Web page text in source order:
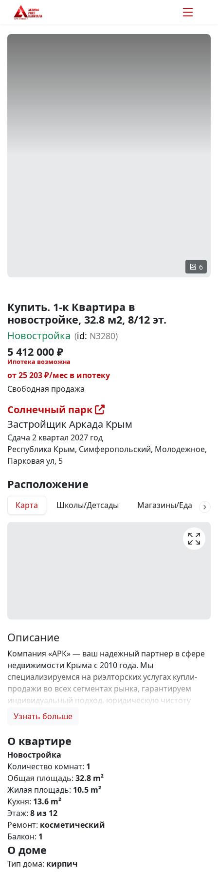
6
Купить. 1-к Квартира в
новостройке, 32.8 м2, 8/12 эт.
Новостройка (id: N3280)
5 412 000 ₽
Ипотека возможна
от 25 203 ₽/мес в ипотеку
Свободная продажа
Солнечный парк
Застройщик Аркада Крым
Сдача 2 квартал 2027 год
Республика Крым, Симферопольский, Молодежное,
Парковая ул, 5
Расположение
Карта Школы/Детсады Магазины/Еда
Описание
Компания «АРК» — ваш надежный партнер в сфере
недвижимости Крыма с 2010 года. Мы
специализируемся на риэлторских услугах купли-
продажи во всех сегментах рынка, гарантируем
индивидуальный подход, юридическую чистоту
объектов и безопасность сделок. Самое ценное для
комиссии и оформление ипотеки бесплатно; 2.
Покупку недвижимости по цене застройщика +
акции, бонусы, подарки; 3. Экспертное мнение о
каждом застройщике. Ваши интересы — наш
приоритет! 4. Профессиональную поддержку на всех
этапах сделки до получения ключей; 5. Фейерверк
подарков🎁 🎁 🎁! Купи с нами и выбери свой
ПОДАРОК! ЖК «Солнечный парк» — масштабный
проект комфорт-класса в пригороде Симферополя,
расположенный в посёлке городского типа
Молодёжное. Комплекс сочетает современную
архитектуру, развитую инфраструктуру и
Узнать больше
О квартире
Новостройка
Количество комнат: 1
Общая площадь: 32.8 m²
Жилая площадь: 10.5 m²
Кухня: 13.6 m²
Этаж: 8 из 12
Ремонт: косметический
Балкон: 1
О доме
Тип дома: кирпич